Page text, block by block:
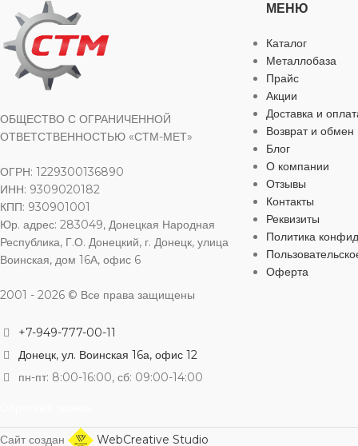
СПОСОБ
ТИП СТАЛИ
МАКС.
ДЛИНА, М
ФАКТУРА
КЛАСС А500С
МАТЕРИАЛ Сталь
СПОСОБ ИЗГОТОВЛЕНИЯ
Горячекатаный
ТИП ПРОКАТА Сортовой
ТИП СТАЛИ Чёрная
ДЛИНА, М
ФАКТУРА
ФОРМА
КЛАСС
МАТЕРИАЛ
ОБЩЕСТВО С ОГРАНИЧЕННОЙ
ОТВЕТСТВЕННОСТЬЮ «СТМ-МЕТ»
ОГРН: 1229300136890
ИНН: 9309020182
КПП: 930901001
Юр. адрес: 283049, Донецкая Народная
Республика, Г.О. Донецкий, г. Донецк, улица
Воинская, дом 16А, офис 6
2001 - 2026 © Все права защищены
+7-949-777-00-11
Донецк, ул. Воинская 16а, офис 12
пн-пт: 8:00-16:00, сб: 09:00-14:00
МЕНЮ
Каталог
Металлобаза
Прайс
Акции
Доставка и
Возврат и обмен
Блог
О компании
Отзывы
Контакты
Реквизиты
Политика
Оферта
Сайт создан WebCreative Studio